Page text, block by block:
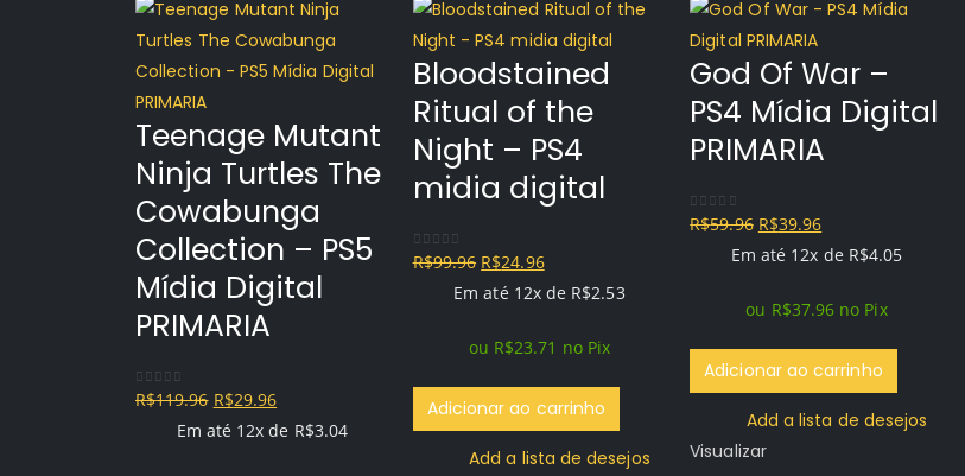
Teenage Mutant
Ninja Turtles The
Cowabunga
Collection – PS5
Mídia Digital
PRIMARIA
0out of 5
R$119.96 O
preço
R$29.96O
preço
Em até 12x de R$3.04
Bloodstained
Ritual of the
Night – PS4
midia digital
0out of 5
R$99.96 O
preço
era:
R$99.96.
R$24.96O
preço
é:
R$24.96.
Em até 12x de R$2.53
ou R$23.71 no Pix
Adicionar ao carrinho
Add a lista de desejos
God Of War –
PS4 Mídia Digital
PRIMARIA
0out of 5
R$59.96 O
preço
era:
R$59.96.
R$39.96O
preço
é:
R$39.96.
Em até 12x de R$4.05
ou R$37.96 no Pix
Adicionar ao carrinho
Add a lista de desejos
Visualizar